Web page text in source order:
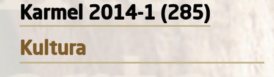
Karmel 2014-1 (285)
Kultura